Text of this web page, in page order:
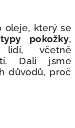
oleje, který se
pokožky,
lidí, včetně
Dali jsme
důvodů, proč